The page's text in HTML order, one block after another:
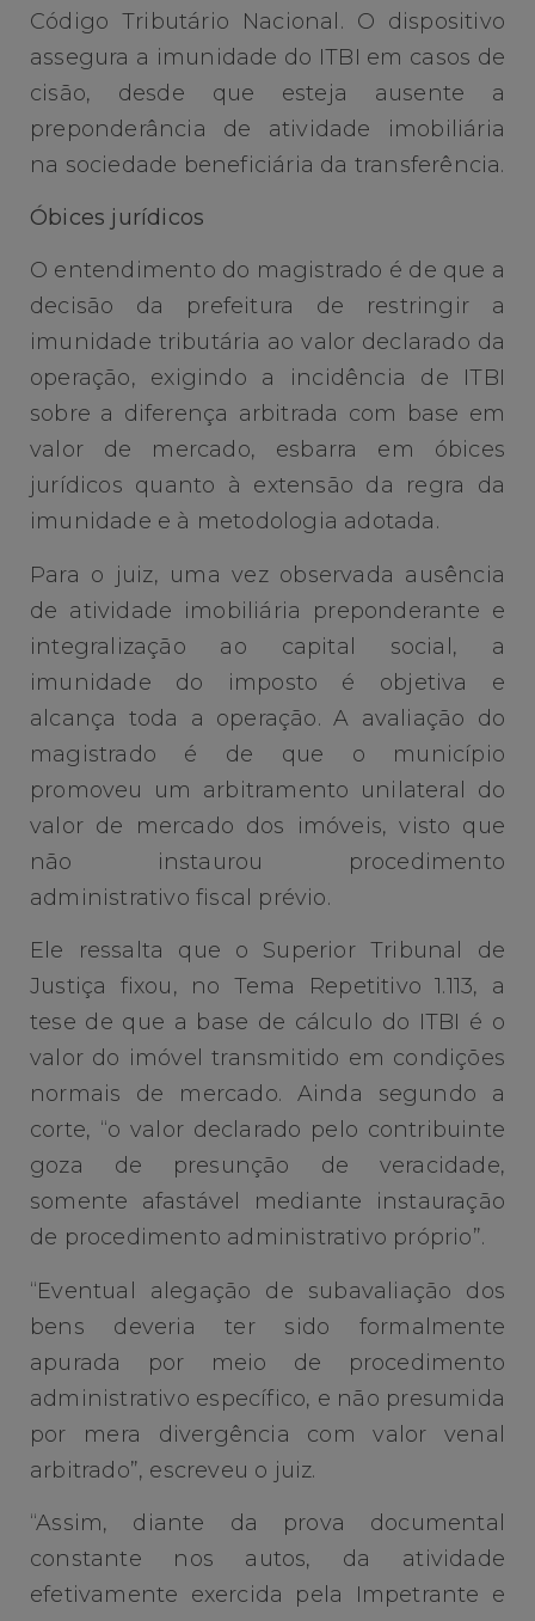
Código Tributário Nacional. O dispositivo
assegura a imunidade do ITBI em casos de
cisão, desde que esteja ausente a
preponderância de atividade imobiliária
na sociedade beneficiária da transferência.
Óbices jurídicos
O entendimento do magistrado é de que a
decisão da prefeitura de restringir a
imunidade tributária ao valor declarado da
operação, exigindo a incidência de ITBI
sobre a diferença arbitrada com base em
valor de mercado, esbarra em óbices
jurídicos quanto à extensão da regra da
imunidade e à metodologia adotada.
Para o juiz, uma vez observada ausência
de atividade imobiliária preponderante e
integralização ao capital social, a
imunidade do imposto é objetiva e
alcança toda a operação. A avaliação do
magistrado é de que o município
promoveu um arbitramento unilateral do
valor de mercado dos imóveis, visto que
não instaurou procedimento
administrativo fiscal prévio.
Ele ressalta que o Superior Tribunal de
Justiça fixou, no Tema Repetitivo 1.113, a
tese de que a base de cálculo do ITBI é o
valor do imóvel transmitido em condições
normais de mercado. Ainda segundo a
corte, “o valor declarado pelo contribuinte
goza de presunção de veracidade,
somente afastável mediante instauração
de procedimento administrativo próprio”.
“Eventual alegação de subavaliação dos
bens deveria ter sido formalmente
apurada por meio de procedimento
administrativo específico, e não presumida
por mera divergência com valor venal
arbitrado”, escreveu o juiz.
“Assim, diante da prova documental
constante nos autos, da atividade
efetivamente exercida pela Impetrante e